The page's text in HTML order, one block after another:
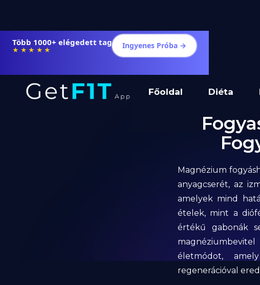
Főoldal Diéta
Több 1000+ elégedett tag
★★★★★ Ingyenes Próba →
Magnézium
anyagcserét, az
amelyek mind
ételek, mint a
értékű gabonák
életmódot,
regenerációval